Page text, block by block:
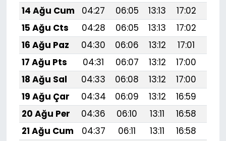
14 Ağu Cum
04:27 06:05 13:13 17:02
15 Ağu Cts
04:28 06:05 13:13 17:02
16 Ağu Paz
04:30 06:06 13:12 17:01
17 Ağu Pts
04:31 06:07 13:12 17:00
18 Ağu Sal
04:33 06:08 13:12 17:00
19 Ağu Çar
04:34 06:09 13:12 16:59
20 Ağu Per
04:36 06:10 13:11 16:58
21 Ağu Cum
04:37 06:11 13:11 16:58